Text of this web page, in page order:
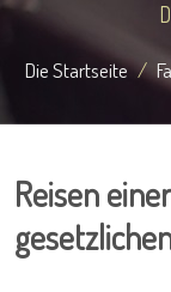
Die Startseite
Reisen